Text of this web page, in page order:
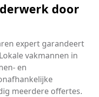
door
expert garandeert
vakmannen in
en
meerdere offertes.